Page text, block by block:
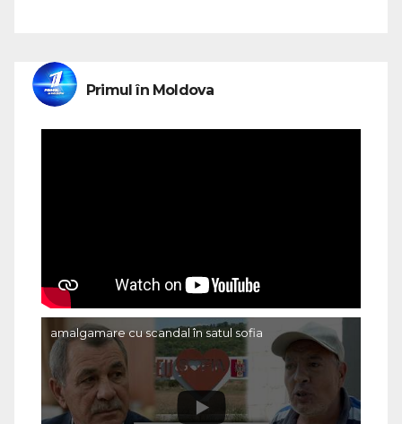
Primul în Moldova
amalgamare cu scandal în satul sofia